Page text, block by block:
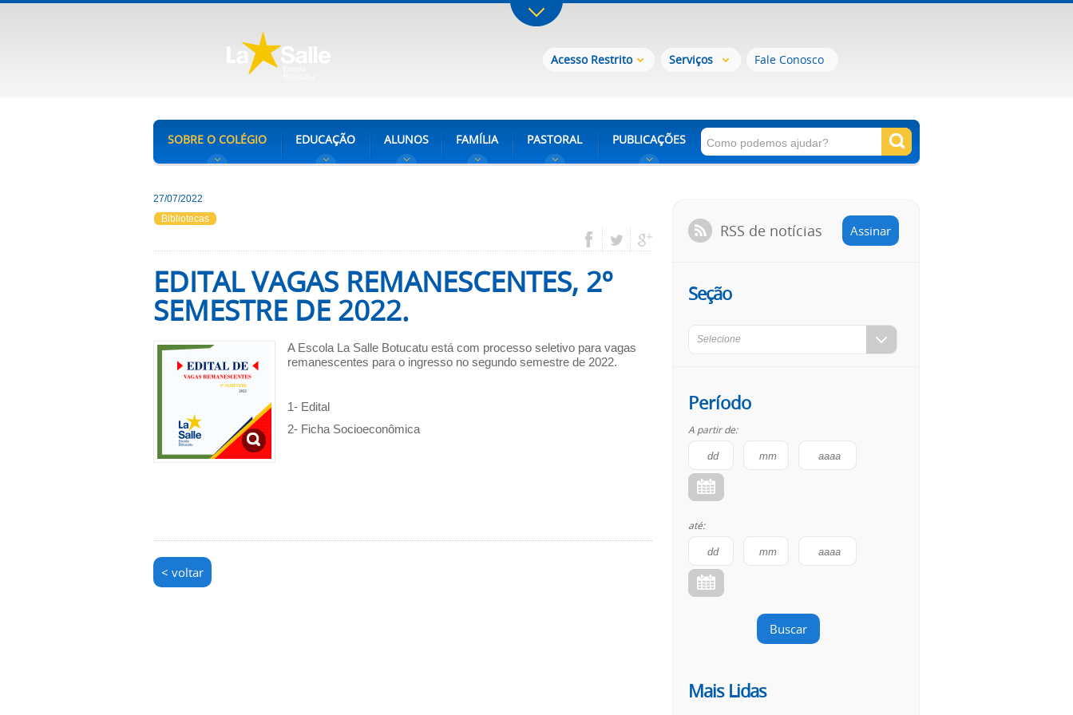
Acesso Restrito Serviços Fale Conosco
SOBRE O COLÉGIO EDUCAÇÃO ALUNOS FAMÍLIA PASTORAL PUBLICAÇÕES
27/07/2022
Bibliotecas
EDITAL VAGAS REMANESCENTES, 2º
SEMESTRE DE 2022.
A Escola La Salle Botucatu está com processo seletivo para vagas
remanescentes para o ingresso no segundo semestre de 2022.
1- Edital
2- Ficha Socioeconômica
< voltar
RSS de notícias Assinar
Seção
Selecione
Período
A partir de:
até:
Buscar
Mais Lidas